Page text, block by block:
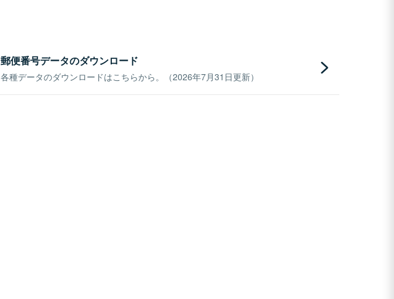
郵便番号データのダウンロード
各種データのダウンロードはこちらから。（2026年7月31日更新）